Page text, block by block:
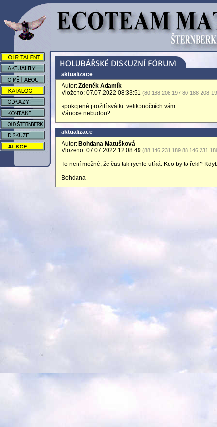
aktualizace
Autor: Zdeněk Adamík
Vloženo: 07.07.2022 08:33:51 (80.188.208.197 80-188-208-
spokojené prožití svátků velikonočních vám .....
Vánoce nebudou?
aktualizace
Autor: Bohdana Matušková
Vloženo: 07.07.2022 12:08:49 (88.146.231.189
To není možné, že čas tak rychle utíká. Kdo by to řekl?
Bohdana